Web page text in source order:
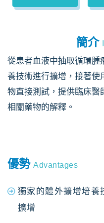
簡介
從患者血液中抽取循環腫
養技術進行擴增，接著使
物直接測試，提供臨床醫
相關藥物的解釋。
優勢 Advantages
獨家的體外擴增培養
擴增